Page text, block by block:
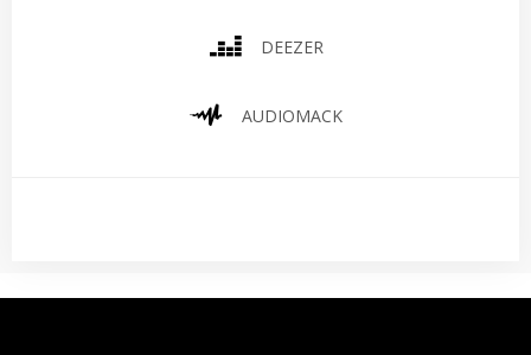
DEEZER
AUDIOMACK